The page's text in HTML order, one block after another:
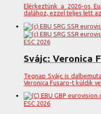
Elérkeztünk a 2026-os
dalához, ezzel teljes lett
ESC 2026
Svájc: Veronica
Tegnap Svájc is
Veronica Fusaro-t küldik
ESC 2026